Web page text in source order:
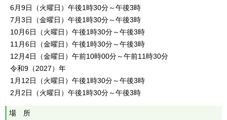
6月9日（火曜日）午後1時30分～午後3時
7月3日（金曜日）午後1時30分～午後3時
10月6日（火曜日）午後1時30分～午後3時
11月6日（金曜日）午後1時30分～午後3時
12月4日（金曜日）午前10時00分～午前11時30分
令和9（2027）年
1月12日（火曜日）午後1時30分～午後3時
2月2日（火曜日）午後1時30分～午後3時
場 所